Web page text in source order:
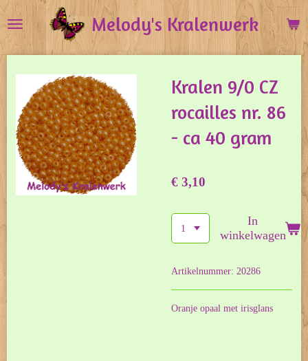
direct
naar
hoofdinhoud
Melody's Kralenwerk
Kralen 9/0 CZ
rocailles nr. 86
- ca 40 gram
€ 3,10
In
winkelwagen
Artikelnummer: 20286
Oranje opaal met irisglans